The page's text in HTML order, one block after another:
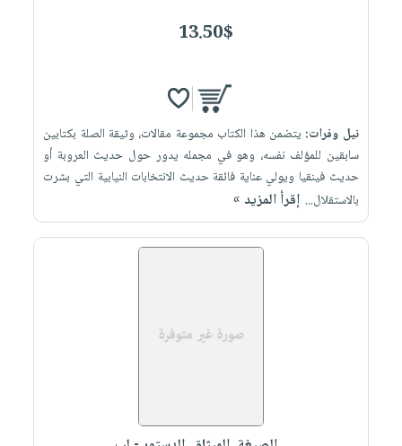
13.50$
نيل وفرات: يتضمن هذا الكتاب مجموعة مقالات، وثيقة الصلة بكتابين
سابقين للمؤلف نفسه، وهو في مجمله يدور حول حديث العروبة أو
حديث فينقيا ويولي عناية فائقة حديث الانتخابات النيابية التي بشرت
بالاستقلال... إقرأ المزيد »